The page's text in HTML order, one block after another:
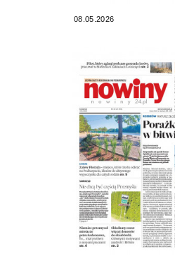
08.05.2026